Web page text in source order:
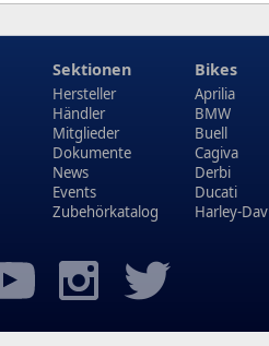
Sektionen
Hersteller
Händler
Mitglieder
Dokumente
News
Events
Zubehörkatalog
Bikes
Aprilia
BMW
Buell
Cagiva
Derbi
Ducati
Harley-